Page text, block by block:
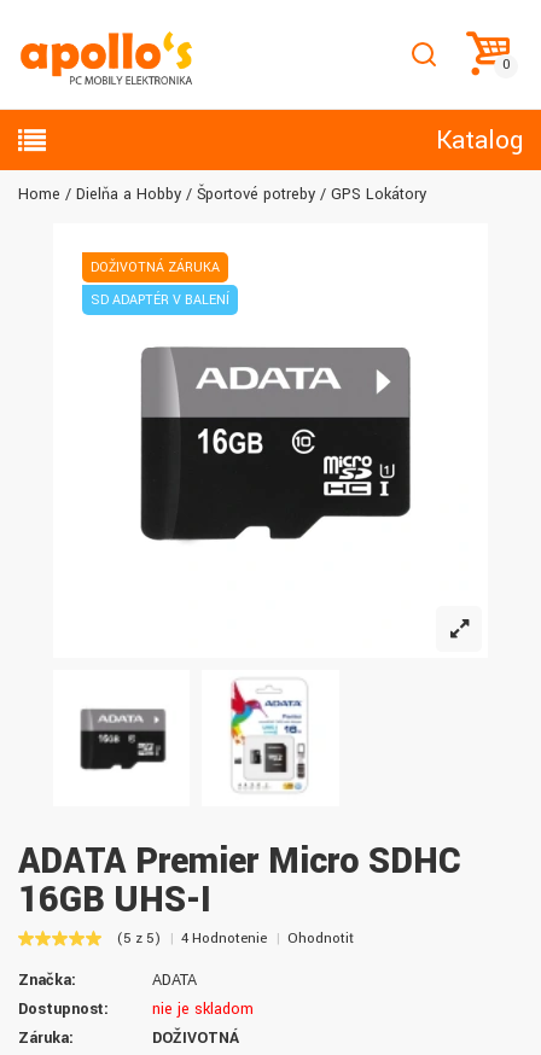
Katalog
Home Dielňa a Hobby Športové potreby GPS Lokátory
DOŽIVOTNÁ ZÁRUKA
SD ADAPTÉR V BALENÍ
ADATA Premier Micro SDHC
16GB UHS-I
(5 z 5) 4 Hodnotenie Ohodnotiť
Značka:
ADATA
Dostupnosť:
nie je skladom
Záruka:
DOŽIVOTNÁ